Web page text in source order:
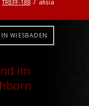
TREFF-188 alisia
WIESBADEN
im